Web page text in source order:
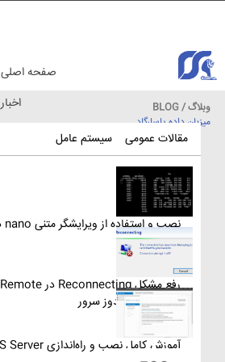
وبلاگ / BLOG
میزبان داده پاسارگاد
صفحه اصلی
اخبار
مقالات آموزشی
مقالات عمومی سیستم عامل
نصب و استفاده از ویرایشگر متنی nano در لینوکس
رفع مشکل Reconnecting در Remote
Desktop ویندوز سرور